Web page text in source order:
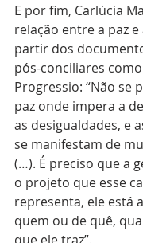
E por fim, Carlúcia
relação entre a paz e
partir dos
pós-conciliares
Progressio: “Não se
paz onde impera a
as desigualdades, e
se manifestam de
(…). É preciso que a
o projeto que esse
representa, ele está
quem ou de quê,